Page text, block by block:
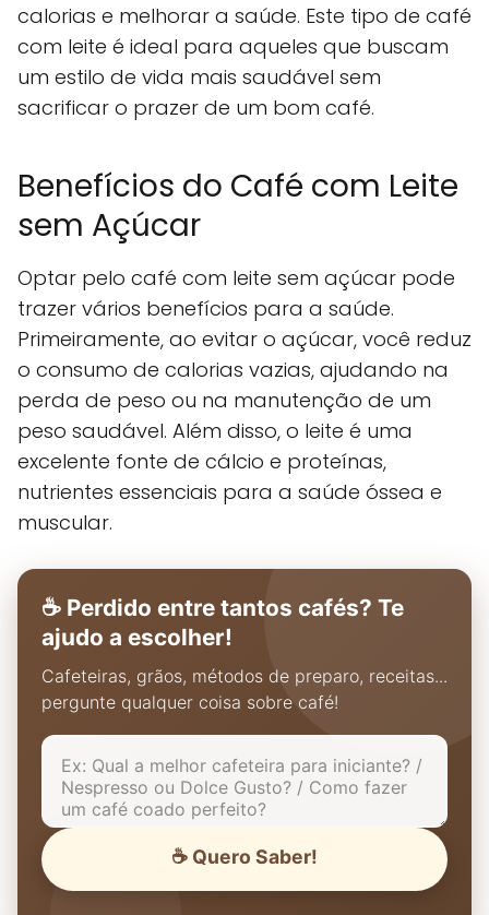
calorias e melhorar a saúde. Este tipo de café
com leite é ideal para aqueles que buscam
um estilo de vida mais saudável sem
sacrificar o prazer de um bom café.
Benefícios do Café com Leite
sem Açúcar
Optar pelo café com leite sem açúcar pode
trazer vários benefícios para a saúde.
Primeiramente, ao evitar o açúcar, você reduz
o consumo de calorias vazias, ajudando na
perda de peso ou na manutenção de um
peso saudável. Além disso, o leite é uma
excelente fonte de cálcio e proteínas,
nutrientes essenciais para a saúde óssea e
muscular.
☕ Perdido entre tantos cafés? Te
ajudo a escolher!
Cafeteiras, grãos, métodos de preparo, receitas...
pergunte qualquer coisa sobre café!
☕ Quero Saber!